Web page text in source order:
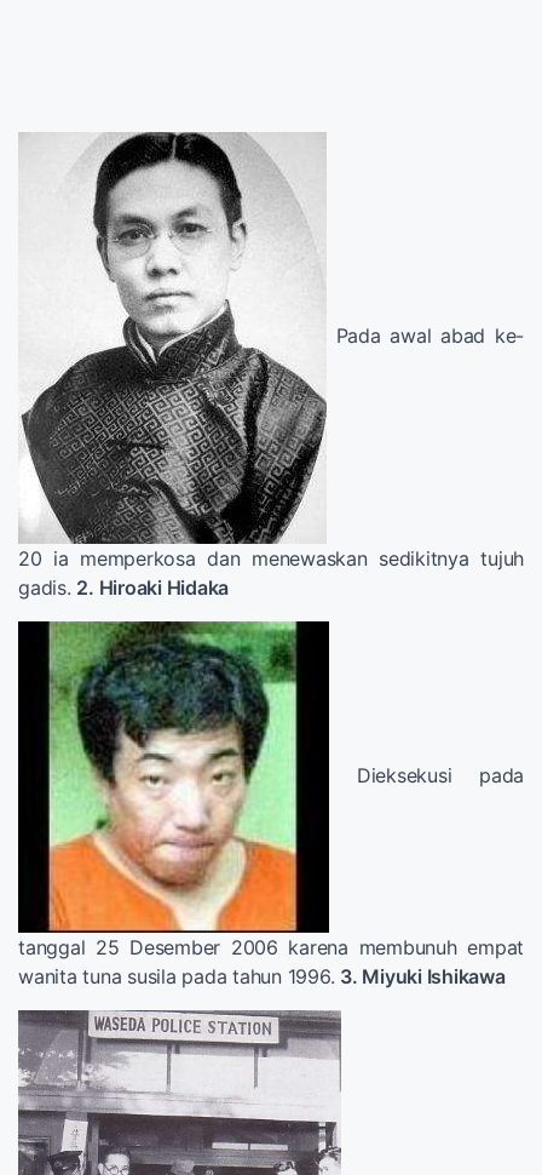
Pada awal abad ke-
20 ia memperkosa dan menewaskan sedikitnya tujuh
gadis. 2. Hiroaki Hidaka
Dieksekusi pada
tanggal 25 Desember 2006 karena membunuh empat
wanita tuna susila pada tahun 1996. 3. Miyuki Ishikawa